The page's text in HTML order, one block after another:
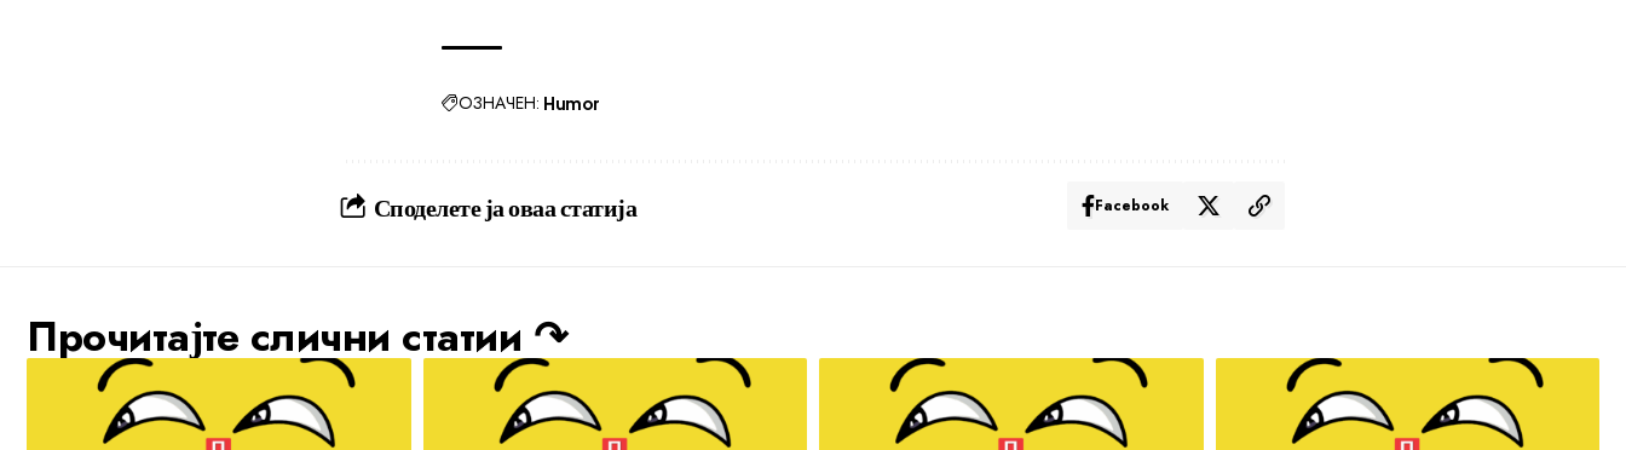
ОЗНАЧЕН: Humor
Споделете ја оваа статија Facebook
Прочитајте слични статии ↷